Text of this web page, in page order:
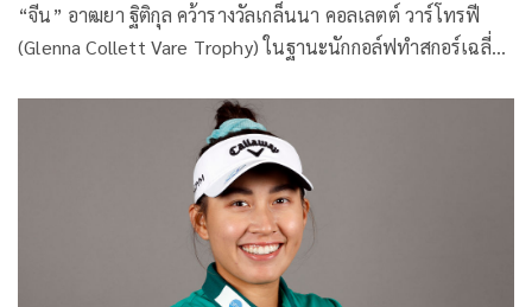
“จีน” อาฒยา ฐิติกุล คว้ารางวัลเกล็นนา คอลเลตต์ วาร์โทรฟี
(Glenna Collett Vare Trophy) ในฐานะนักกอล์ฟทำสกอร์เฉลี่ย
เธอทำ 6 อันเดอร์พาร์ 66 ในวันสุดท้ายรายการ CME Group